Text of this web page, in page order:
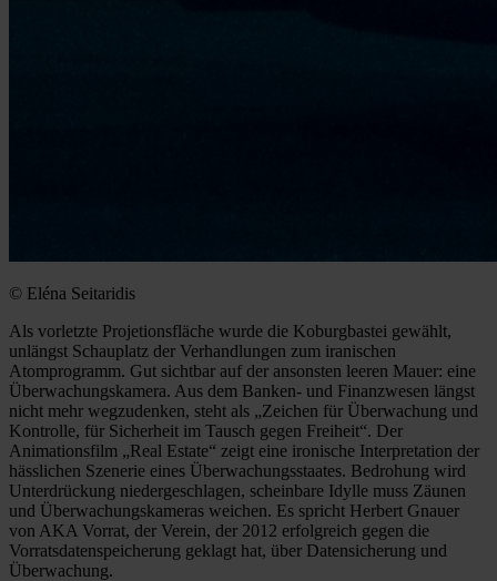
© Eléna Seitaridis
Als vorletzte Projetionsfläche wurde die Koburgbastei gewählt,
unlängst Schauplatz der Verhandlungen zum iranischen
Atomprogramm. Gut sichtbar auf der ansonsten leeren Mauer: eine
Überwachungskamera. Aus dem Banken- und Finanzwesen längst
nicht mehr wegzudenken, steht als „Zeichen für Überwachung und
Kontrolle, für Sicherheit im Tausch gegen Freiheit“. Der
Animationsfilm „Real Estate“ zeigt eine ironische Interpretation der
hässlichen Szenerie eines Überwachungsstaates. Bedrohung wird
Unterdrückung niedergeschlagen, scheinbare Idylle muss Zäunen
und Überwachungskameras weichen. Es spricht Herbert Gnauer
von AKA Vorrat, der Verein, der 2012 erfolgreich gegen die
Vorratsdatenspeicherung geklagt hat, über Datensicherung und
Überwachung.